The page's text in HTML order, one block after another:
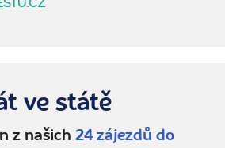
ve státě
z našich 24 zájezdů do